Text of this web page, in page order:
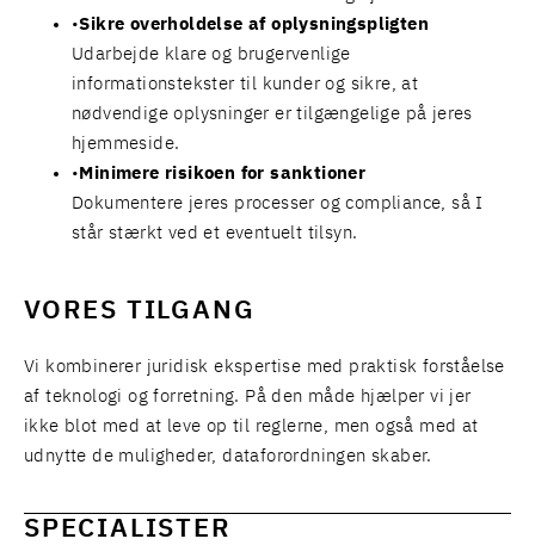
Sikre overholdelse af oplysningspligten
Udarbejde klare og brugervenlige
informationstekster til kunder og sikre, at
nødvendige oplysninger er tilgængelige på jeres
hjemmeside.
Minimere risikoen for sanktioner
Dokumentere jeres processer og compliance, så I
står stærkt ved et eventuelt tilsyn.
VORES TILGANG
Vi kombinerer juridisk ekspertise med praktisk forståelse
af teknologi og forretning. På den måde hjælper vi jer
ikke blot med at leve op til reglerne, men også med at
udnytte de muligheder, dataforordningen skaber.
SPECIALISTER